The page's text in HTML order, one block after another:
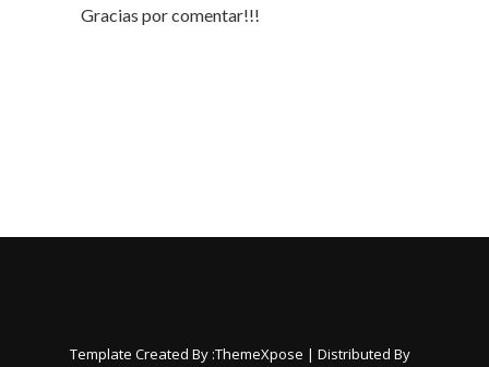
Gracias por comentar!!!
Template Created By :ThemeXpose | Distributed By